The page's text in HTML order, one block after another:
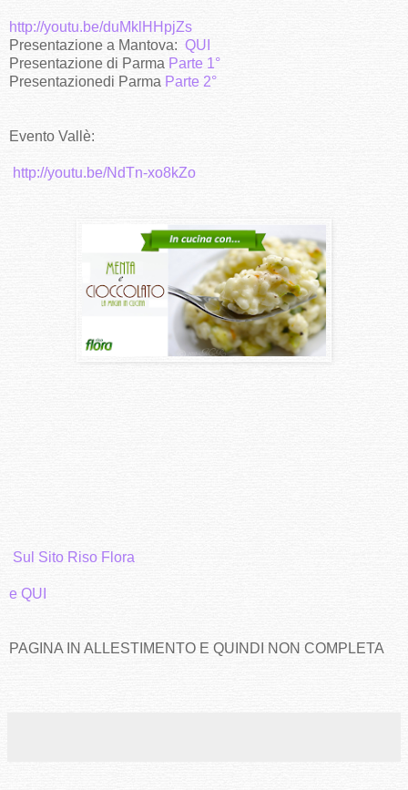
http://youtu.be/duMklHHpjZs
Presentazione a Mantova: QUI
Presentazione di Parma Parte 1°
Presentazionedi Parma Parte 2°
Evento Vallè:
http://youtu.be/NdTn-xo8kZo
Sul Sito Riso Flora
e QUI
PAGINA IN ALLESTIMENTO E QUINDI NON COMPLETA